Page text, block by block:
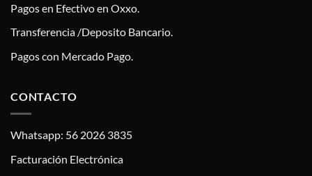
Pagos en Efectivo en Oxxo.
Transferencia /Deposito Bancario.
Pagos con Mercado Pago.
CONTACTO
Whatsapp: 56 2026 3835
Facturación Electrónica